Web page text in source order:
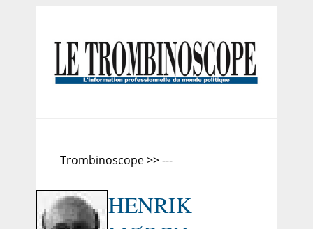
Trombinoscope >> ---
HENRIK